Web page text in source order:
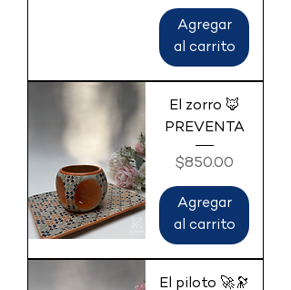
Agregar
al carrito
El zorro 🦊
PREVENTA
Precio
$850.00
Agregar
al carrito
El piloto 🚀🔭